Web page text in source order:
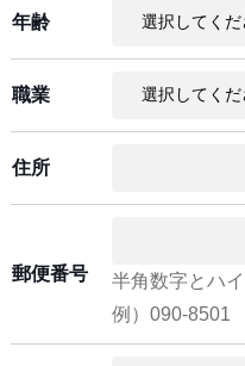
年齢
職業
住所
郵便番号
半角数字とハ
例）090-8501